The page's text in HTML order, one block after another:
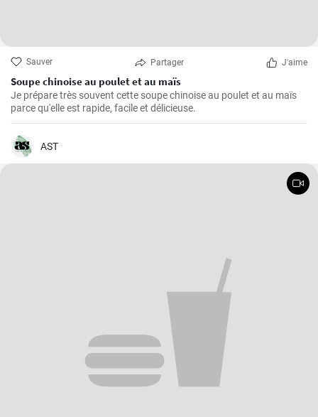
Sauver Partager J'aime
Soupe chinoise au poulet et au maïs
Je prépare très souvent cette soupe chinoise au poulet et au maïs
parce qu'elle est rapide, facile et délicieuse.
AST